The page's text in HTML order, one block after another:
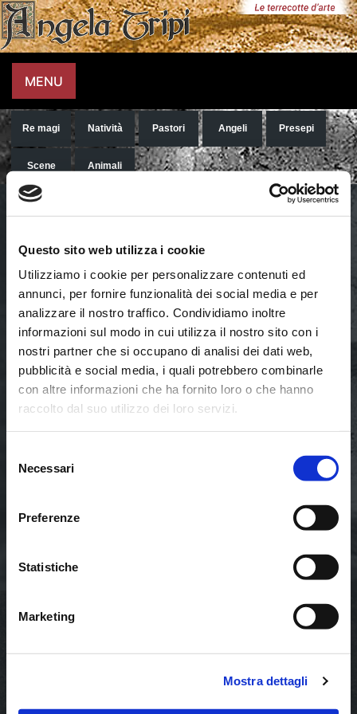
Questo sito web utilizza i cookie
Utilizziamo i cookie per personalizzare contenuti ed
annunci, per fornire funzionalità dei social media e per
analizzare il nostro traffico. Condividiamo inoltre
informazioni sul modo in cui utilizza il nostro sito con i
nostri partner che si occupano di analisi dei dati web,
pubblicità e social media, i quali potrebbero combinarle
con altre informazioni che ha fornito loro o che hanno
raccolto dal suo utilizzo dei loro servizi.
delNecessari
Preferenze
Statistiche
Marketing
Mostra dettagli
MENU
Re magi Natività Pastori Angeli Presepi
Scene Animali